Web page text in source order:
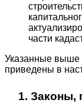
части
Указанные выше
приведены в
1. Законы,